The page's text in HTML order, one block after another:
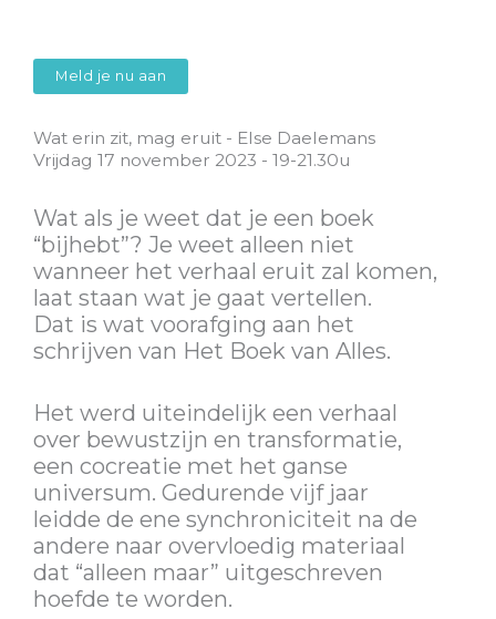
Meld je nu aan
Wat erin zit, mag eruit - Else Daelemans
Vrijdag 17 november 2023 - 19-21.30u
Wat als je weet dat je een boek
“bijhebt”? Je weet alleen niet
wanneer het verhaal eruit zal komen,
laat staan wat je gaat vertellen.
Dat is wat voorafging aan het
schrijven van Het Boek van Alles.
Het werd uiteindelijk een verhaal
over bewustzijn en transformatie,
een cocreatie met het ganse
universum. Gedurende vijf jaar
leidde de ene synchroniciteit na de
andere naar overvloedig materiaal
dat “alleen maar” uitgeschreven
hoefde te worden.